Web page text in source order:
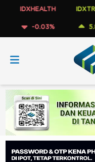
IDXHEALTH
-0.03%
IDXTRANS
5.81%